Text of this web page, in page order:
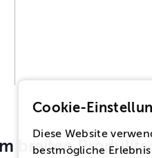
breiten
Cookie-
Diese Website
bestmögliche